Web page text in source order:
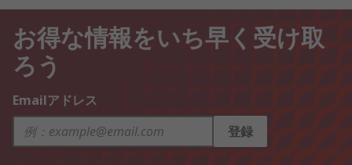
お得な情報をいち早く受け取
ろう
Emailアドレス
登録